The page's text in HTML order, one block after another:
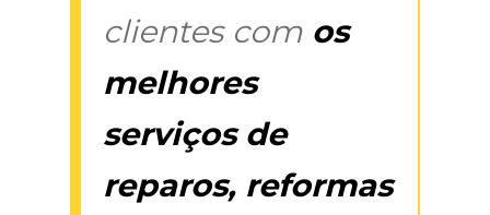
clientes com os
melhores
serviços de
reparos, reformas